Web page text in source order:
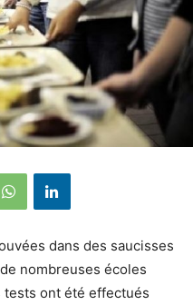
dans des saucisses
nombreuses écoles
tests ont été effectués